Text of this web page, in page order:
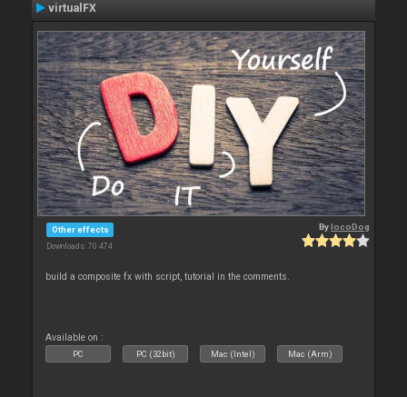
virtualFX
Other effects
Downloads: 70 474
BylocoDog
build a composite fx with script, tutorial in the comments.
Available on :
PC PC (32bit) Mac (Intel) Mac (Arm)